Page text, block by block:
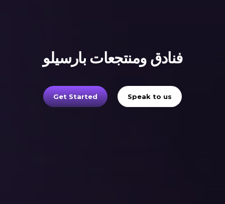
فنادق ومنتجعات بارسيلو
Speak to us
Get Started